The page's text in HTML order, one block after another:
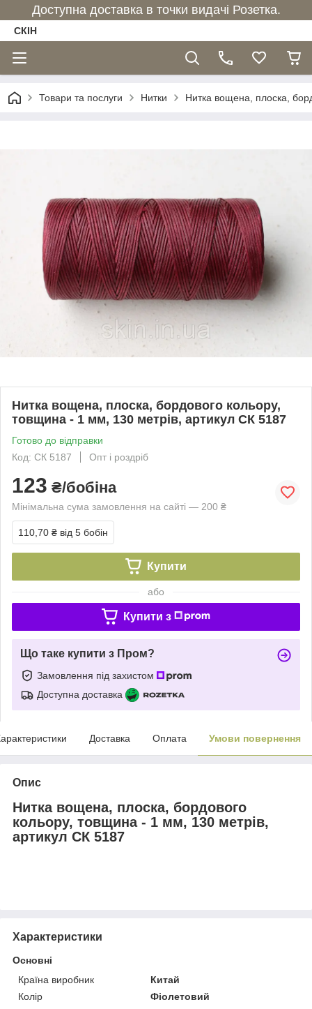
Доступна доставка в точки видачі Розетка.
СКІН
Товари та послуги Нитки Нитка вощена, плоска,
Нитка вощена, плоска, бордового кольору,
товщина - 1 мм, 130 метрів, артикул СК 5187
Готово до відправки
Код: СК 5187
Опт і роздріб
123 ₴/бобіна
Мінімальна сума замовлення на сайті — 200 ₴
110,70 ₴ від 5 бобін
Купити
або
Купити з
Що таке купити з Пром?
Замовлення під захистом
Доступна доставка
Доставка Оплата Умови повернення
Опис
Нитка вощена, плоска, бордового
кольору, товщина - 1 мм, 130 метрів,
артикул СК 5187
Характеристики
Основні
Країна виробник
Китай
Колір
Фіолетовий